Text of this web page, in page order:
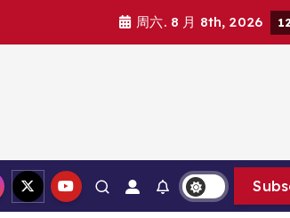
周六. 8 月 8th, 2026